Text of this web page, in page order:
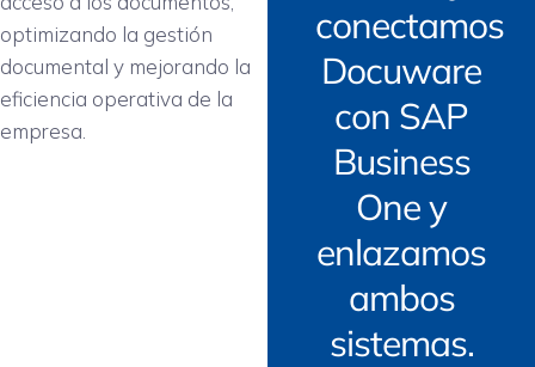
optimizando la gestión
documental y mejorando la
eficiencia operativa de la
empresa.
conectamos
Docuware
con SAP
Business
One y
enlazamos
ambos
sistemas.